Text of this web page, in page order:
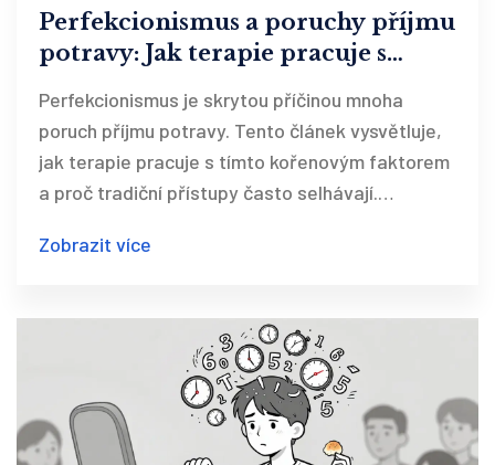
Perfekcionismus a poruchy příjmu
potravy: Jak terapie pracuje s
Perfekcionismus je skrytou příčinou mnoha
poruch příjmu potravy. Tento článek vysvětluje,
jak terapie pracuje s tímto kořenovým faktorem
a proč tradiční přístupy často selhávají.
ČR.
Zobrazit více